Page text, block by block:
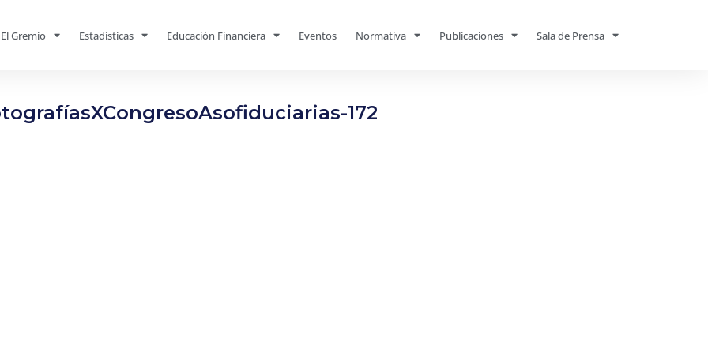
El Gremio Estadísticas Educación Financiera Eventos Normativa Publicaciones Sala de Prensa
172